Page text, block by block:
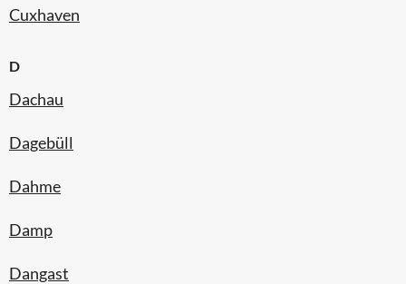
Cuxhaven
D
Dachau
Dagebüll
Dahme
Damp
Dangast